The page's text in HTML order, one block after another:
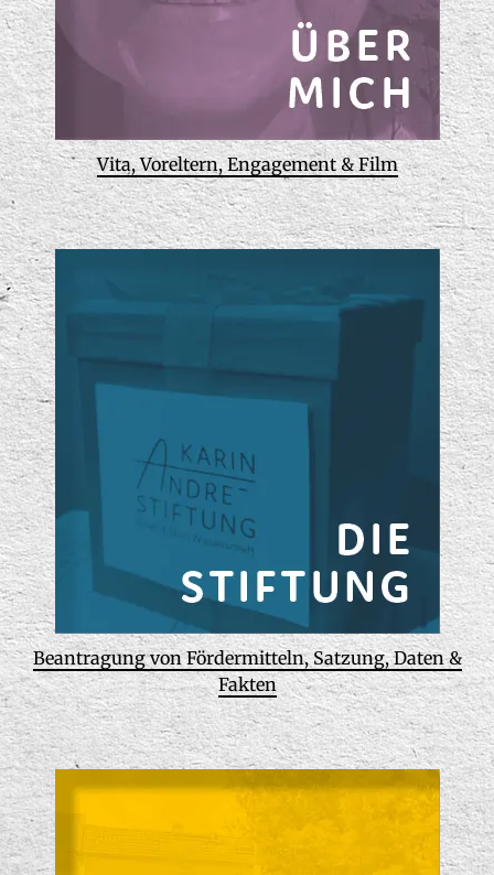
Vita, Voreltern, Engagement & Film
Beantragung von Fördermitteln, Satzung, Daten &
Fakten